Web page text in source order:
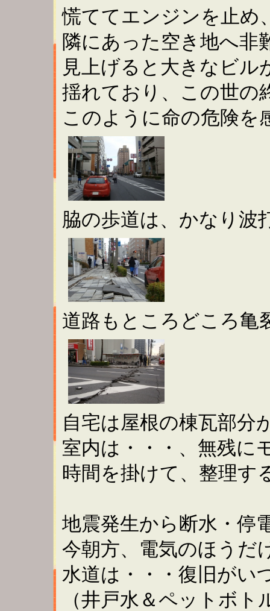
慌ててエンジンを止め
隣にあった空き地へ非
見上げると大きなビル
揺れており、この世の
このように命の危険を
脇の歩道は、かなり波
道路もところどころ亀
自宅は屋根の棟瓦部分
室内は・・・、無残に
時間を掛けて、整理す
地震発生から断水・停
今朝方、電気のほうだ
水道は・・・復旧がい
（井戸水＆ペットボ